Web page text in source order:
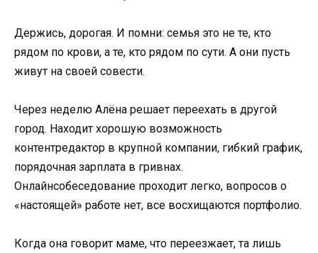
Держись, дорогая. И помни: семья это не те, кто
рядом по крови, а те, кто рядом по сути. А они пусть
живут на своей совести.
Через неделю Алёна решает переехать в другой
город. Находит хорошую возможность
контентредактор в крупной компании, гибкий график,
порядочная зарплата в гривнах.
Онлайнсобеседование проходит легко, вопросов о
«настоящей» работе нет, все восхищаются портфолио.
Когда она говорит маме, что переезжает, та лишь